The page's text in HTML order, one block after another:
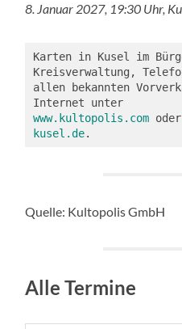
8. Januar 2027, 19:30 Uhr,
Karten in Kusel im
Kreisverwaltung,
allen bekannten
Internet unter
www.kultopolis.com oder
kusel.de.
Quelle: Kultopolis GmbH
Alle Termine